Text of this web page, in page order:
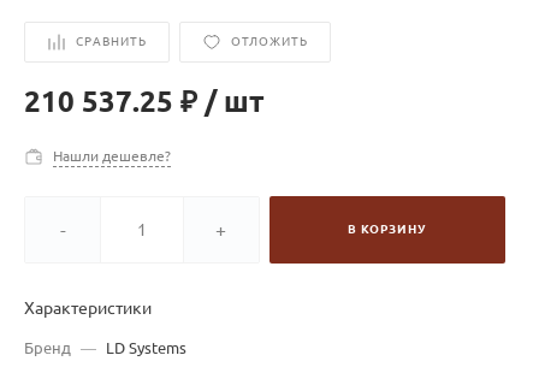
СРАВНИТЬ ОТЛОЖИТЬ
210 537.25 ₽ / шт
Нашли дешевле?
- + В КОРЗИНУ
Характеристики
Бренд —
LD Systems